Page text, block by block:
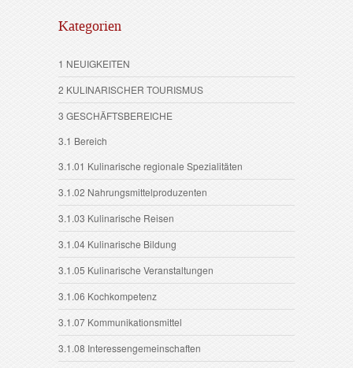
Kategorien
1 NEUIGKEITEN
2 KULINARISCHER TOURISMUS
3 GESCHÄFTSBEREICHE
3.1 Bereich
3.1.01 Kulinarische regionale Spezialitäten
3.1.02 Nahrungsmittelproduzenten
3.1.03 Kulinarische Reisen
3.1.04 Kulinarische Bildung
3.1.05 Kulinarische Veranstaltungen
3.1.06 Kochkompetenz
3.1.07 Kommunikationsmittel
3.1.08 Interessengemeinschaften